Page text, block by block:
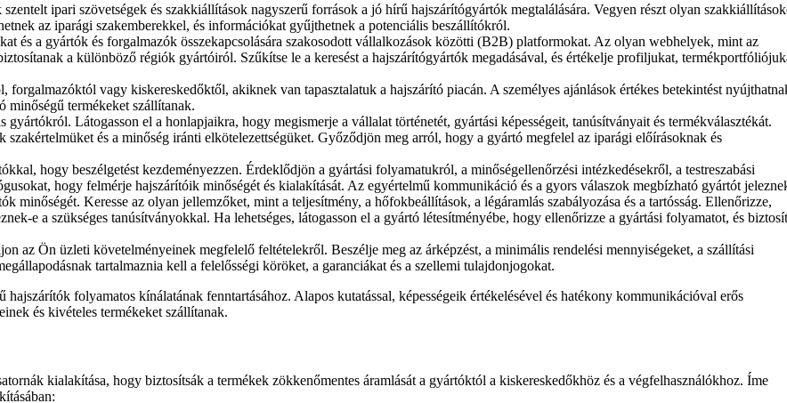
ipari szövetségek és szakkiállítások nagyszerű források a jó hírű hajszárítógyártók megtalálására. Vegyen részt olyan
az iparági szakemberekkel, és információkat gyűjthetnek a potenciális beszállítókról.
és a gyártók és forgalmazók összekapcsolására szakosodott vállalkozások közötti (B2B) platformokat. Az olyan webhelyek, mint az
a különböző régiók gyártóiról. Szűkítse le a keresést a hajszárítógyártók megadásával, és értékelje profiljukat,
vagy kiskereskedőktől, akiknek van tapasztalatuk a hajszárító piacán. A személyes ajánlások értékes betekintést
minőségű termékeket szállítanak.
Látogasson el a honlapjaikra, hogy megismerje a vállalat történetét, gyártási képességeit, tanúsítványait és termékválasztékát.
és a minőség iránti elkötelezettségüket. Győződjön meg arról, hogy a gyártó megfelel az iparági előírásoknak és
hogy beszélgetést kezdeményezzen. Érdeklődjön a gyártási folyamatukról, a minőségellenőrzési intézkedésekről, a testreszabási
hogy felmérje hajszárítóik minőségét és kialakítását. Az egyértelmű kommunikáció és a gyors válaszok megbízható gyártót
minőségét. Keresse az olyan jellemzőket, mint a teljesítmény, a hőfokbeállítások, a légáramlás szabályozása és a tartósság. Ellenőrizze,
e a szükséges tanúsítványokkal. Ha lehetséges, látogasson el a gyártó létesítményébe, hogy ellenőrizze a gyártási folyamatot, és
az Ön üzleti követelményeinek megfelelő feltételekről. Beszélje meg az árképzést, a minimális rendelési mennyiségeket, a szállítási
tartalmaznia kell a felelősségi köröket, a garanciákat és a szellemi tulajdonjogokat.
hajszárítók folyamatos kínálatának fenntartásához. Alapos kutatással, képességeik értékelésével és hatékony kommunikációval erős
és kivételes termékeket szállítanak.
kialakítása, hogy biztosítsák a termékek zökkenőmentes áramlását a gyártóktól a kiskereskedőkhöz és a végfelhasználókhoz. Íme